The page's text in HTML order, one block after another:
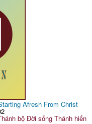
Afresh From Christ
bộ Đời sống Thánh hiến